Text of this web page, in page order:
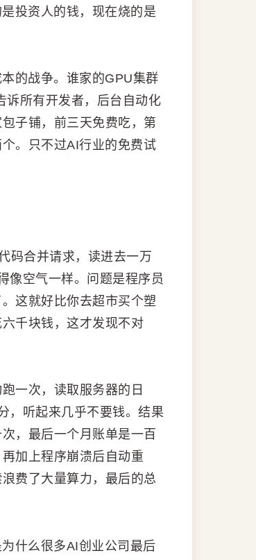
投资人的钱，现在烧的是
的战争。谁家的GPU集群
诉所有开发者，后台自动化
子铺，前三天免费吃，第
。只不过AI行业的免费试
码合并请求，读进去一万
像空气一样。问题是程序员
这就好比你去超市买个塑
千块钱，这才发现不对
一次，读取服务器的日
，听起来几乎不要钱。结果
，最后一个月账单是一百
加上程序崩溃后自动重
费了大量算力，最后的总
什么很多AI创业公司最后